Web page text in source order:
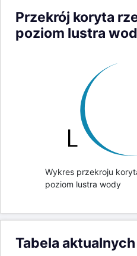
Przekrój koryta
poziom lustra
Wykres przekroju
poziom lustra wody
Tabela